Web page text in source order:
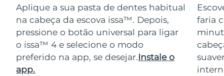
Aplique a sua pasta de dentes habitual
na cabeça da escova issa™. Depois,
pressione o botão universal para ligar
o issa™ 4 e selecione o modo
preferido na app, se desejar.Instale o
app.
faria